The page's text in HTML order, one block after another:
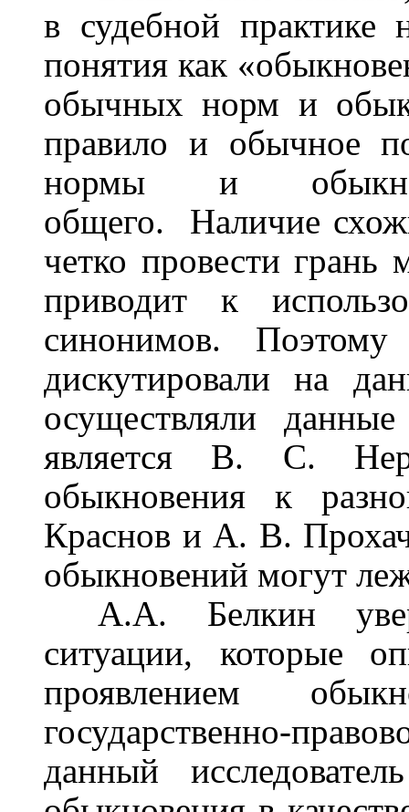
в судебной практике
понятия как
обычных норм и
правило и обычное
нормы и
общего.
Наличие
четко провести
приводит к
синонимов. Поэтому
дискутировали на
осуществляли
является В. С.
обыкновения к
Краснов и А. В.
обыкновений могут
А.А. Белкин
ситуации, которые
проявлением
государственно-
данный